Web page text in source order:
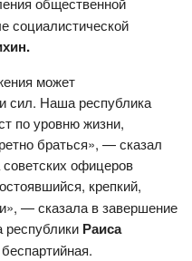
социалистической
может
сил. Наша республика
по уровню жизни,
браться», — сказал
офицеров
крепкий,
— сказала в завершение
республики Раиса